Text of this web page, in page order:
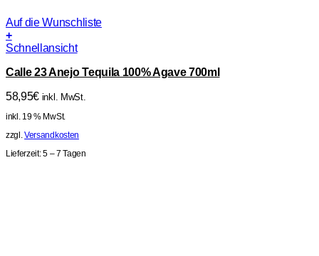
Auf die Wunschliste
+
Schnellansicht
Calle 23 Anejo Tequila 100% Agave 700ml
58,95€ inkl. MwSt.
inkl. 19 % MwSt.
zzgl.Versandkosten
Lieferzeit:5 – 7 Tagen